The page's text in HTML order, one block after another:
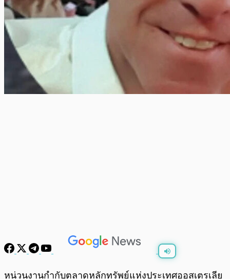
พร้อมเล่น
หน่วนงานกำกับตลาดหลักทรัพย์แห่งประเทศออสเตรเลีย